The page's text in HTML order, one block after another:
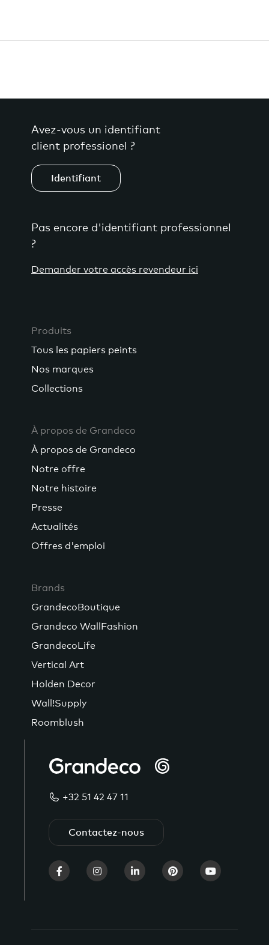
Avez-vous un identifiant
client professionel ?
Identifiant
Pas encore d'identifiant professionnel
?
Demander votre accès revendeur ici
Produits
Tous les papiers peints
Nos marques
Collections
À propos de Grandeco
À propos de Grandeco
Notre offre
Notre histoire
Presse
Actualités
Offres d'emploi
Brands
GrandecoBoutique
Grandeco WallFashion
GrandecoLife
Vertical Art
Holden Decor
Wall!Supply
Roomblush
+32 51 42 47 11
Contactez-nous